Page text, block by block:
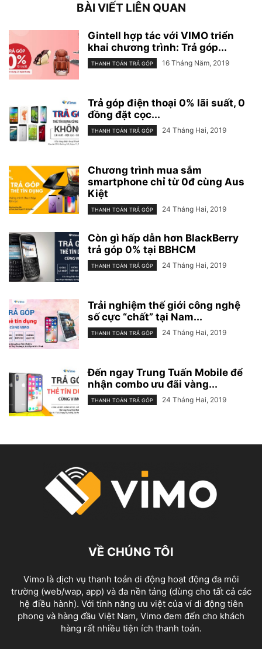
BÀI VIẾT LIÊN QUAN
Gintell hợp tác với VIMO triển
khai chương trình: Trả góp...
THANH TOÁN TRẢ GÓP 16 Tháng Năm, 2019
Trả góp điện thoại 0% lãi suất, 0
đồng đặt cọc...
THANH TOÁN TRẢ GÓP 24 Tháng Hai, 2019
Chương trình mua sắm
smartphone chỉ từ 0đ cùng Aus
Kiệt
THANH TOÁN TRẢ GÓP 24 Tháng Hai, 2019
Còn gì hấp dẫn hơn BlackBerry
trả góp 0% tại BBHCM
THANH TOÁN TRẢ GÓP 24 Tháng Hai, 2019
Trải nghiệm thế giới công nghệ
số cực “chất” tại Nam...
THANH TOÁN TRẢ GÓP 24 Tháng Hai, 2019
Đến ngay Trung Tuấn Mobile để
nhận combo ưu đãi vàng...
THANH TOÁN TRẢ GÓP 24 Tháng Hai, 2019
VỀ CHÚNG TÔI
Vimo là dịch vụ thanh toán di động hoạt động đa môi
trường (web/wap, app) và đa nền tảng (dùng cho tất cả các
hệ điều hành). Với tính năng ưu việt của ví di động tiên
phong và hàng đầu Việt Nam, Vimo đem đến cho khách
hàng rất nhiều tiện ích thanh toán.